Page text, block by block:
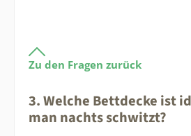
Zu den Fragen zurück
3. Welche Bettdecke ist
man nachts schwitzt?